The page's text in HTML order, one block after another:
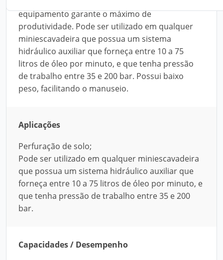
equipamento garante o máximo de
produtividade. Pode ser utilizado em qualquer
miniescavadeira que possua um sistema
hidráulico auxiliar que forneça entre 10 a 75
litros de óleo por minuto, e que tenha pressão
de trabalho entre 35 e 200 bar. Possui baixo
peso, facilitando o manuseio.
Aplicações
Perfuração de solo;
Pode ser utilizado em qualquer miniescavadeira
que possua um sistema hidráulico auxiliar que
forneça entre 10 a 75 litros de óleo por minuto, e
que tenha pressão de trabalho entre 35 e 200
bar.
Capacidades / Desempenho